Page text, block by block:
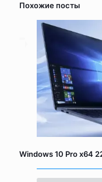
Похожие посты
Windows 10 Pro x64